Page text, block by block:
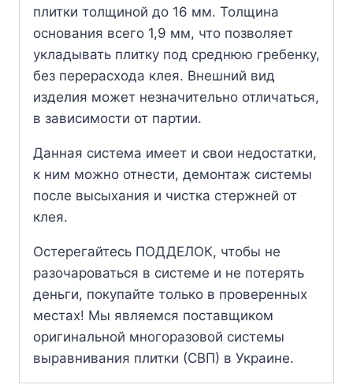
плитки толщиной до 16 мм. Толщина
основания всего 1,9 мм, что позволяет
укладывать плитку под среднюю гребенку,
без перерасхода клея. Внешний вид
изделия может незначительно отличаться,
в зависимости от партии.
Данная система имеет и свои недостатки,
к ним можно отнести, демонтаж системы
после высыхания и чистка стержней от
клея.
Остерегайтесь ПОДДЕЛОК, чтобы не
разочароваться в системе и не потерять
деньги, покупайте только в проверенных
местах! Мы являемся поставщиком
оригинальной многоразовой системы
выравнивания плитки (СВП) в Украине.